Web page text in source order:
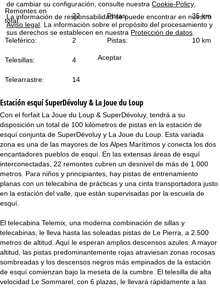
de cambiar su configuración, consulte nuestraCookie-Policy.
La información de responsabilidad se puede encontrar en nuestro
Aviso legal. La información sobre el propósito del procesamiento y
sus derechos se establecen en nuestra Protección de datos.
Aceptar
n
c
l
Remontes en
total:
22 Pistas: 35 km
Teleférico: 2 Pistas: 10 km
Telesillas: 4
Telearrastre: 14
Estación esquíSuperDévoluy & La Joue du Loup
Con el forfait La Joue du Loup & SuperDévoluy, tendrá a su
disposición un total de 100 kilómetros de pistas en la estación de
esquí conjunta de SuperDévoluy y La Joue du Loup. Esta variada
zona es una de las mayores de los Alpes Marítimos y conecta los dos
encantadores pueblos de esquí. En las extensas áreas de esquí
interconectadas, 22 remontes cubren un desnivel de más de 1.000
metros. Para niños y principiantes, hay pistas de entrenamiento
planas con un telecabina de prácticas y una cinta transportadora justo
en la estación del valle, que están supervisadas por la escuela de
esquí.
El telecabina Telemix, una moderna combinación de sillas y
telecabinas, le lleva hasta las soleadas pistas de Le Pierra, a 2.500
metros de altitud. Aquí le esperan amplios descensos azules. A mayor
altitud, las pistas predominantemente rojas atraviesan zonas rocosas
sombreadas y los descensos negros más empinados de la estación
de esquí comienzan bajo la meseta de la cumbre. El telesilla de alta
velocidad Le Sommarel, con 6 plazas, le llevará rápidamente a las